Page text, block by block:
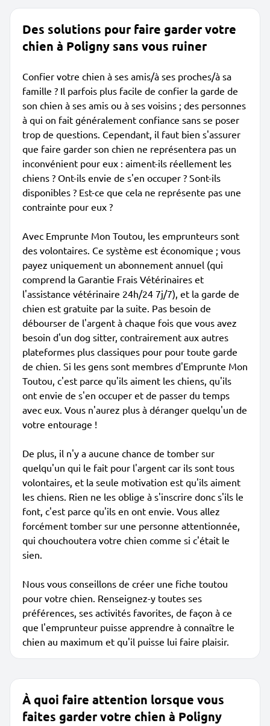
Des solutions pour faire garder votre
chien à Poligny sans vous ruiner
Confier votre chien à ses amis/à ses proches/à sa
famille ? Il parfois plus facile de confier la garde de
son chien à ses amis ou à ses voisins ; des personnes
à qui on fait généralement confiance sans se poser
trop de questions. Cependant, il faut bien s'assurer
que faire garder son chien ne représentera pas un
inconvénient pour eux : aiment-ils réellement les
chiens ? Ont-ils envie de s'en occuper ? Sont-ils
disponibles ? Est-ce que cela ne représente pas une
contrainte pour eux ?
Avec Emprunte Mon Toutou, les emprunteurs sont
des volontaires. Ce système est économique ; vous
payez uniquement un abonnement annuel (qui
comprend la Garantie Frais Vétérinaires et
l'assistance vétérinaire 24h/24 7j/7), et la garde de
chien est gratuite par la suite. Pas besoin de
débourser de l'argent à chaque fois que vous avez
besoin d'un dog sitter, contrairement aux autres
plateformes plus classiques pour pour toute garde
de chien. Si les gens sont membres d'Emprunte Mon
Toutou, c'est parce qu'ils aiment les chiens, qu'ils
ont envie de s'en occuper et de passer du temps
avec eux. Vous n'aurez plus à déranger quelqu'un de
votre entourage !
De plus, il n'y a aucune chance de tomber sur
quelqu'un qui le fait pour l'argent car ils sont tous
volontaires, et la seule motivation est qu'ils aiment
les chiens. Rien ne les oblige à s'inscrire donc s'ils le
font, c'est parce qu'ils en ont envie. Vous allez
forcément tomber sur une personne attentionnée,
qui chouchoutera votre chien comme si c'était le
sien.
Nous vous conseillons de créer une fiche toutou
pour votre chien. Renseignez-y toutes ses
préférences, ses activités favorites, de façon à ce
que l'emprunteur puisse apprendre à connaître le
chien au maximum et qu'il puisse lui faire plaisir.
À quoi faire attention lorsque vous
faites garder votre chien à Poligny